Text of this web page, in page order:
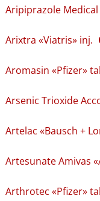
Aripiprazole Medical
Arixtra «Viatris» inj.
Aromasin «Pfizer»
Arsenic Trioxide
Artelac «Bausch +
Artesunate Amivas
Arthrotec «Pfizer»